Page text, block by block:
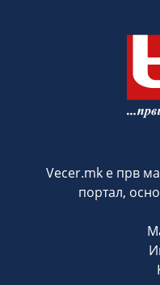
Vecer.mk е прв
портал,